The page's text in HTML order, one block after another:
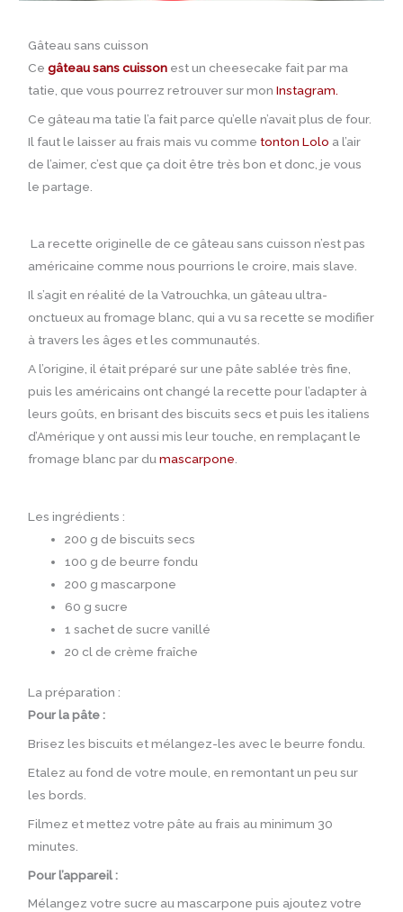
Gâteau sans cuisson
Cegâteau sans cuisson est un cheesecake fait par ma
tatie, que vous pourrez retrouver sur monInstagram.
Ce gâteau ma tatie l’a fait parce qu’elle n’avait plus de four.
Il faut le laisser au frais mais vu commetonton Lolo a l’air
de l’aimer, c’est que ça doit être très bon et donc, je vous
le partage.
La recette originelle de ce gâteau sans cuisson n’est pas
américaine comme nous pourrions le croire, mais slave.
Il s’agit en réalité de la Vatrouchka, un gâteau ultra-
onctueux au fromage blanc, qui a vu sa recette se modifier
à travers les âges et les communautés.
A l’origine, il était préparé sur une pâte sablée très fine,
puis les américains ont changé la recette pour l’adapter à
leurs goûts, en brisant des biscuits secs et puis les italiens
d’Amérique y ont aussi mis leur touche, en remplaçant le
fromage blanc par dumascarpone
Les ingrédients :
200 g de biscuits secs
100 g de beurre fondu
200 g mascarpone
60 g sucre
1 sachet de sucre vanillé
20 cl de crème fraîche
La préparation :
Pour la pâte :
Brisez les biscuits et mélangez-les avec le beurre fondu.
Etalez au fond de votre moule, en remontant un peu sur
les bords.
Filmez et mettez votre pâte au frais au minimum 30
minutes.
Pour l’appareil :
Mélangez votre sucre au mascarpone puis ajoutez votre